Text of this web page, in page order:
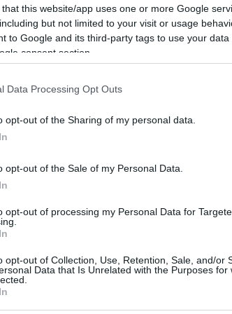
that this website/app uses one or more Google
but not limited to your visit or usage
to Google and its third-party tags to use your
consent section.
Data Processing Opt Outs
opt-out of the Sharing of my personal data.
opt-out of the Sale of my Personal Data.
opt-out of processing my Personal Data for
opt-out of Collection, Use, Retention, Sale, and/or
Data that Is Unrelated with the Purposes for
era por poco tiempo, mantenía
blancos estaban bien plantados y no
factor fundamental para cargar el aro,
lideró minutos de desenfreno antes
vestuarios (27-34), con un cuarto
10 puntos en el parcial de un Madrid
del Madrid y, aunque no pudo
sirvió para meter otro ritmo. Con Llull y
hacía suyo el aro. Grant, que ya
esto terminara antes de tiempo, y volvió